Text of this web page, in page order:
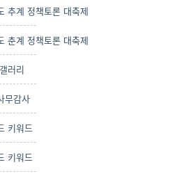
추계 정책토론 대축제
춘계 정책토론 대축제
러리
무감사
키워드
키워드